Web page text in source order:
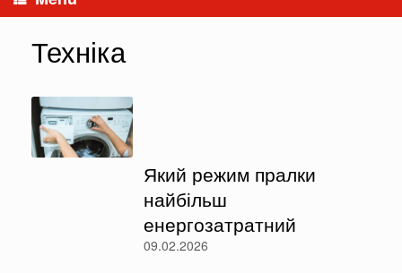
Техніка
Який режим пралки
найбільш
енергозатратний
09.02.2026